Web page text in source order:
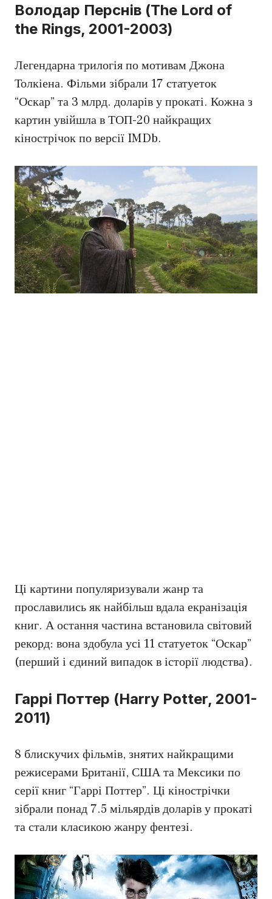
Володар Перснів (The Lord of
the Rings, 2001-2003)
Легендарна трилогія по мотивам Джона
Толкіена. Фільми зібрали 17 статуеток
“Оскар” та 3 млрд. доларів у прокаті. Кожна з
картин увійшла в ТОП-20 найкращих
кінострічок по версії IMDb.
Ці картини популяризували жанр та
прославились як найбільш вдала екранізація
книг. А остання частина встановила світовий
рекорд: вона здобула усі 11 статуеток “Оскар”
(перший і єдиний випадок в історії людства).
Гаррі Поттер (Harry Potter, 2001-
2011)
8 блискучих фільмів, знятих найкращими
режисерами Британії, США та Мексики по
серії книг “Гаррі Поттер”. Ці кінострічки
зібрали понад 7.5 мільярдів доларів у прокаті
та стали класикою жанру фентезі.